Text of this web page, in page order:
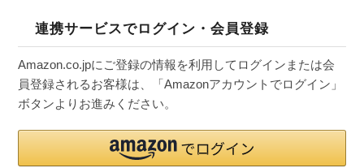
連携サービスでログイン・会員登録
Amazon.co.jpにご登録の情報を利用してログインまたは会
員登録されるお客様は、「Amazonアカウントでログイン」
ボタンよりお進みください。